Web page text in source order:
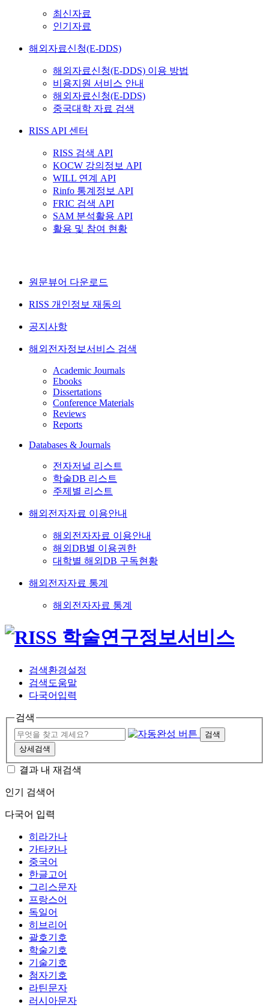
최신자료
인기자료
해외자료신청(E-DDS)
해외자료신청(E-DDS) 이용 방법
비용지원 서비스 안내
해외자료신청(E-DDS)
중국대학 자료 검색
RISS API 센터
RISS 검색 API
KOCW 강의정보 API
WILL 연계 API
Rinfo 통계정보 API
FRIC 검색 API
SAM 분석활용 API
활용 및 참여 현황
원문뷰어 다운로드
RISS 개인정보 재동의
공지사항
해외전자정보서비스 검색
Academic Journals
Ebooks
Dissertations
Conference Materials
Reviews
Reports
Databases & Journals
전자저널 리스트
학술DB 리스트
주제별 리스트
해외전자자료 이용안내
해외전자자료 이용안내
해외DB별 이용권한
대학별 해외DB 구독현황
해외전자자료 통계
해외전자자료 통계
검색환경설정
검색도움말
다국어입력
검색
검색
상세검색
결과 내 재검색
인기 검색어
다국어 입력
히라가나
가타카나
중국어
한글고어
그리스문자
프랑스어
독일어
히브리어
괄호기호
학술기호
기술기호
첨자기호
라틴문자
러시아문자